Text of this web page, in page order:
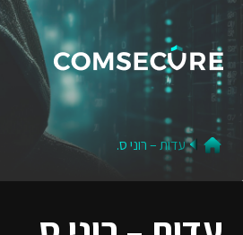
עדות – רוני ס.